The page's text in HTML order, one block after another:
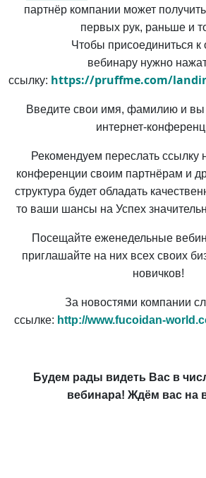
партнёр компании может
первых рук, раньше и
Чтобы присоединиться к
вебинару нужно
ссылку: https://pruffme.com/
Введите свои имя, фамилию и вы
интернет-
Рекомендуем переслать ссылку
конференции своим партнёрам и
структура будет обладать
то ваши шансы на Успех
Посещайте еженедельные
приглашайте на них всех своих
новичков!
За новостями компании
ссылке: http://www.fucoidan-
Будем рады видеть Вас в
вебинара! Ждём вас на